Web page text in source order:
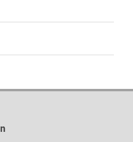
nordhausen.de